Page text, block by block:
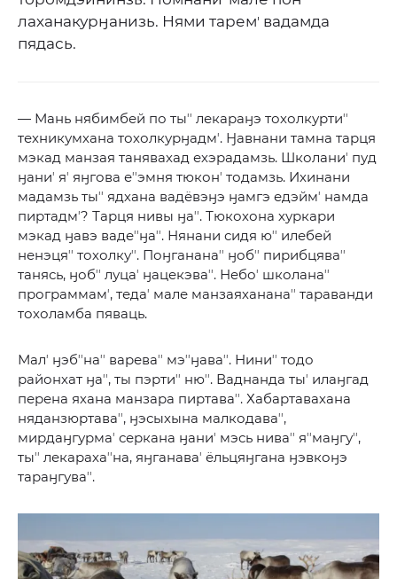
лаханакурӈанизь. Нями таремʼ вадамда
пядась.
— Мань нябимбей по тыʼʼ лекараӈэ тохолкуртиʼʼ
техникумхана тохолкурӈадмʼ. Ӈавнани тамна тарця
мэкад манзая танявахад ехэрадамзь. Школаниʼ пуд
ӈаниʼ яʼ яӈгова еʼʼэмня тюконʼ тодамзь. Ихинани
мадамзь тыʼʼ ядхана вадёвэӈэ ӈамгэ едэймʼ намда
пиртадмʼ? Тарця нивы ӈаʼʼ. Тюкохона хуркари
мэкад ӈавэ вадеʼʼӈаʼʼ. Нянани сидя юʼʼ илебей
ненэцяʼʼ тохолкуʼʼ. Поӈгананаʼʼ ӈобʼʼ пирибцяваʼʼ
танясь, ӈобʼʼ луцаʼ ӈацекэваʼʼ. Небоʼ школанаʼʼ
программамʼ, тедаʼ мале манзаяхананаʼʼ тараванди
тохоламба пяваць.
Малʼ ӈэбʼʼнаʼʼ вареваʼʼ мэʼʼӈаваʼʼ. Ниниʼʼ тодо
районхат ӈаʼʼ, ты пэртиʼʼ нюʼʼ. Ваднанда тыʼ илаӈгад
перена яхана манзара пиртаваʼʼ. Хабартавахана
няданзюртаваʼʼ, ӈэсыхына малкодаваʼʼ,
мирдаӈгурмаʼ серкана ӈаниʼ мэсь ниваʼʼ яʼʼмаӈгуʼʼ,
тыʼʼ лекарахаʼʼна, яӈганаваʼ ёльцяӈгана ӈэвкоӈэ
тараӈгуваʼʼ.